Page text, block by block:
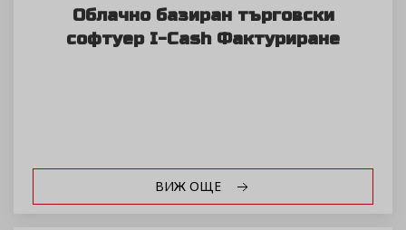
Облачно базиран търговски
софтуер I-Cash Фактуриране
ВИЖ ОЩЕ